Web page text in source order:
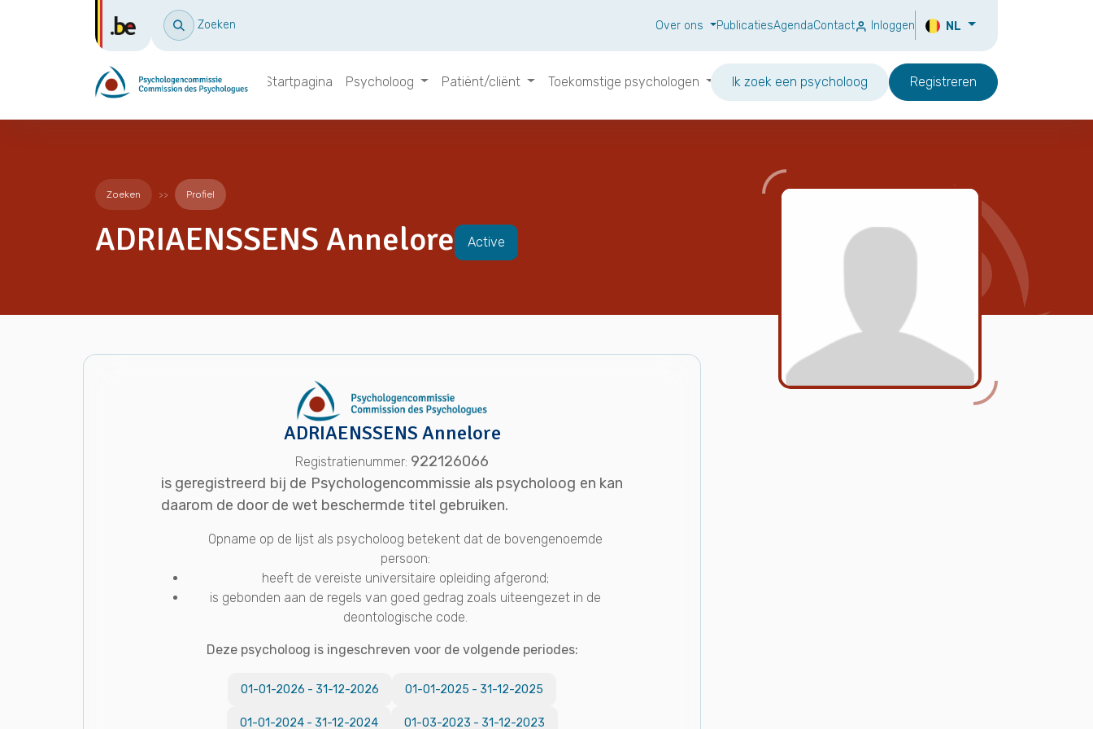
Zoeken Over ons PublicatiesAgendaContact Inloggen NL
Startpagina Psycholoog Patiënt/cliënt Toekomstige psychologen Ik zoek een psycholoog Registreren
Zoeken Profiel
ADRIAENSSENS Annelore Active
ADRIAENSSENS Annelore
Registratienummer: 922126066
is geregistreerd bij de Psychologencommissie als psycholoog en kan
daarom de door de wet beschermde titel gebruiken.
Opname op de lijst als psycholoog betekent dat de bovengenoemde
persoon:
heeft de vereiste universitaire opleiding afgerond;
is gebonden aan de regels van goed gedrag zoals uiteengezet in de
deontologische code.
Deze psycholoog is ingeschreven voor de volgende periodes:
01-01-2026 - 31-12-2026 01-01-2025 - 31-12-2025
01-01-2024- 31-12-2024 01-03-2023 - 31-12-2023